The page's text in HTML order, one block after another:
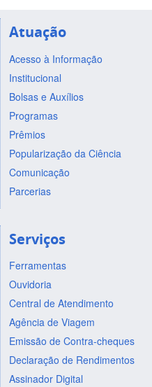
Atuação
Acesso à Informação
Institucional
Bolsas e Auxílios
Programas
Prêmios
Popularização da Ciência
Comunicação
Parcerias
Serviços
Ferramentas
Ouvidoria
Central de Atendimento
Agência de Viagem
Emissão de Contra-cheques
Declaração de Rendimentos
Assinador Digital